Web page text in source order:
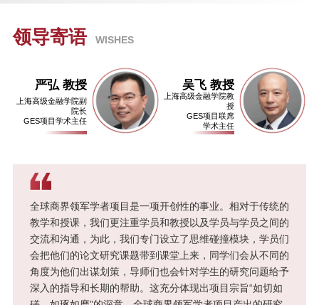
领导寄语 WISHES
严弘 教授
上海高级金融学院副
院长
GES项目学术主任
吴飞 教授
上海高级金融学院教
授
GES项目联席
学术主任
全球商界领军学者项目是一项开创性的事业。相对于传统的
教学和授课，我们更注重学员和教授以及学员与学员之间的
交流和沟通，为此，我们专门设立了思维碰撞模块，学员们
会把他们的论文研究课题带到课堂上来，同学们会从不同的
角度为他们出谋划策，导师们也会针对学生的研究问题给予
深入的指导和长期的帮助。这充分体现出项目宗旨“如切如
“高金E讲堂”第七期
当前局势下的ESG与影响力投资 |
“高金E讲堂”第六期
疫情冲击下的全球宏观形势 | “高金
E讲堂”第四期
“后疫情时代”的资本市场：价值、风
险与未来 | “高金E讲堂”第二期（可